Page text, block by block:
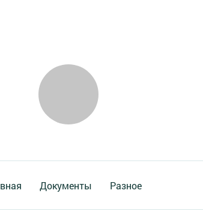
Документы Разное